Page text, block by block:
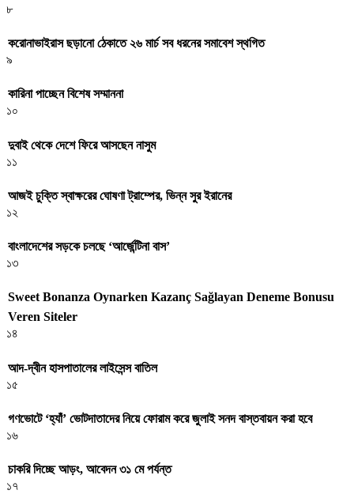
৮
করোনাভাইরাস ছড়ানো ঠেকাতে ২৬ মার্চ সব ধরনের সমাবেশ স্থগিত
৯
কারিনা পাচ্ছেন বিশেষ সম্মাননা
১০
দুবাই থেকে দেশে ফিরে আসছেন নাসুম
১১
আজই চুক্তি স্বাক্ষরের ঘোষণা ট্রাম্পের, ভিন্ন সুর ইরানের
১২
বাংলাদেশের সড়কে চলছে ‘আর্জেন্টিনা বাস’
১৩
Sweet Bonanza Oynarken Kazanç Sağlayan Deneme Bonusu
Veren Siteler
১৪
আদ-দ্বীন হাসপাতালের লাইসেন্স বাতিল
১৫
গণভোটে ‘হ্যাঁ’ ভোটদাতাদের নিয়ে ফোরাম করে জুলাই সনদ বাস্তবায়ন করা হবে
১৬
চাকরি দিচ্ছে আড়ং, আবেদন ৩১ মে পর্যন্ত
১৭